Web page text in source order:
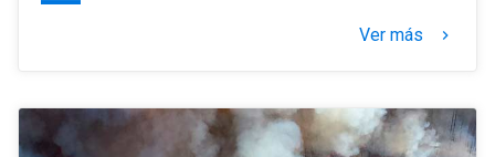
Ver más keyboard_arrow_right